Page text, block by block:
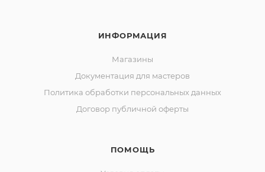
ИНФОРМАЦИЯ
Магазины
Документация для мастеров
Политика обработки персональных данных
Договор публичной оферты
ПОМОЩЬ